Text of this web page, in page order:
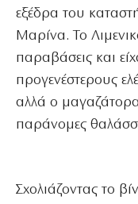
εξέδρα του
Μαρίνα. Το
παραβάσεις και
προγενέστερους
αλλά ο
παράνομες
Σχολιάζοντας το